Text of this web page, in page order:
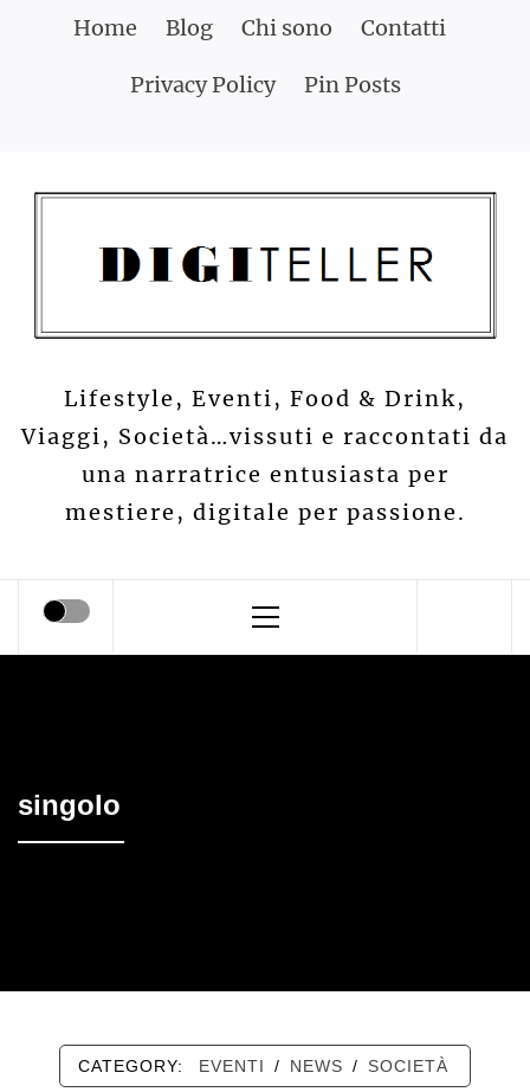
Home Blog Chi sono Contatti
Privacy Policy Pin Posts
Lifestyle, Eventi, Food & Drink,
Viaggi, Società…vissuti e raccontati da
una narratrice entusiasta per
mestiere, digitale per passione.
Menu
singolo
CATEGORY: EVENTI / NEWS / SOCIETÀ